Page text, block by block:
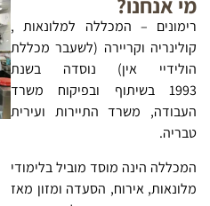
רימונים – המכללה למלונאות ,
קולינריה וקריירה (לשעבר מכללת
הולידיי אין) נוסדה בשנת
1993 בשיתוף ובפיקוח משרד
העבודה, משרד התיירות ועירית
טבריה.
המכללה הינה מוסד מוביל בלימודי
מלונאות, אירוח, הסעדה ומזון מאז